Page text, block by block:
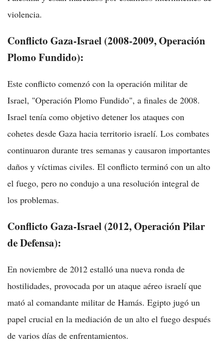
violencia.
Conflicto Gaza-Israel (2008-2009, Operación
Plomo Fundido):
Este conflicto comenzó con la operación militar de
Israel, "Operación Plomo Fundido", a finales de 2008.
Israel tenía como objetivo detener los ataques con
cohetes desde Gaza hacia territorio israelí. Los combates
continuaron durante tres semanas y causaron importantes
daños y víctimas civiles. El conflicto terminó con un alto
el fuego, pero no condujo a una resolución integral de
los problemas.
Conflicto Gaza-Israel (2012, Operación Pilar
de Defensa):
En noviembre de 2012 estalló una nueva ronda de
hostilidades, provocada por un ataque aéreo israelí que
mató al comandante militar de Hamás. Egipto jugó un
papel crucial en la mediación de un alto el fuego después
de varios días de enfrentamientos.